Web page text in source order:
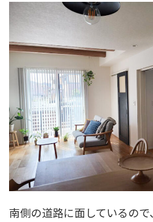
南側の道路に面しているので、